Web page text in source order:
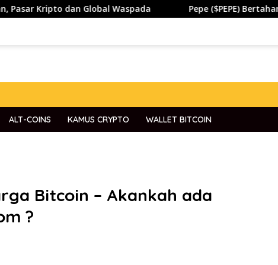
dan Global Waspada Pepe ($PEPE) Bertahan di Zona
ALT-COINS KAMUS CRYPTO WALLET BITCOIN
Bitcoin – Akankah ada
?